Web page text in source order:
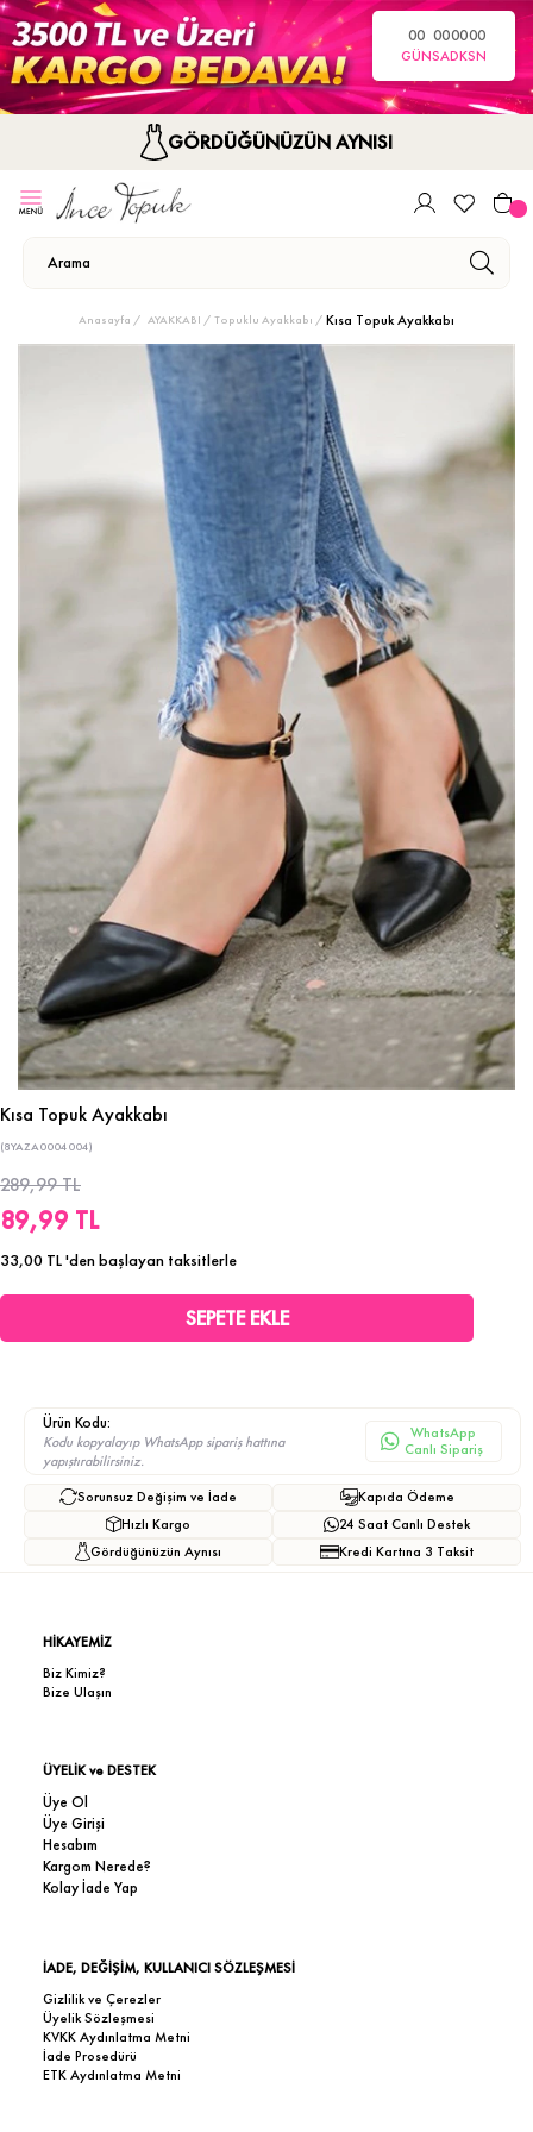
00
GÜN
00
SA
00
DK
00
SN
GÖRDÜĞÜNÜZÜN AYNISI
Anasayfa AYAKKABI Topuklu Ayakkabı Kısa Topuk Ayakkabı
Kısa Topuk Ayakkabı
(8YAZA0004004)
289,99 TL
89,99 TL
33,00 TL'den başlayan taksitlerle
Ürün Kodu:
Kodu kopyalayıp WhatsApp sipariş hattına
yapıştırabilirsiniz.
WhatsApp
Canlı Sipariş
Sorunsuz Değişim ve İade
Hızlı Kargo
Gördüğünüzün Aynısı
Kapıda Ödeme
24 Saat Canlı Destek
Kredi Kartına 3 Taksit
HİKAYEMİZ
Biz Kimiz?
Bize Ulaşın
ÜYELİK ve DESTEK
Üye Ol
Üye Girişi
Hesabım
Kargom Nerede?
Kolay İade Yap
İADE, DEĞİŞİM, KULLANICI SÖZLEŞMESİ
Gizlilik ve Çerezler
Üyelik Sözleşmesi
KVKK Aydınlatma Metni
İade Prosedürü
ETK Aydınlatma Metni